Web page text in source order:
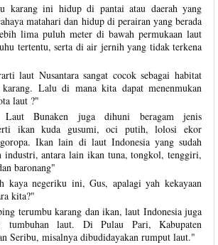
karang ini hidup di pantai atau daerah yang
matahari dan hidup di perairan yang berada
lima puluh meter di bawah permukaan laut
tertentu, serta di air jernih yang tidak terkena
laut Nusantara sangat cocok sebagai habitat
karang. Lalu di mana kita dapat menenmukan
laut ?"
Laut Bunaken juga dihuni beragam jenis
ikan kuda gusumi, oci putih, lolosi ekor
Ikan lain di laut Indonesia yang sudah
industri, antara lain ikan tuna, tongkol, tenggiri,
baronang"
kaya negeriku ini, Gus, apalagi yah kekayaan
kita?"
terumbu karang dan ikan, laut Indonesia juga
tumbuhan laut. Di Pulau Pari, Kabupaten
Seribu, misalnya dibudidayakan rumput laut."